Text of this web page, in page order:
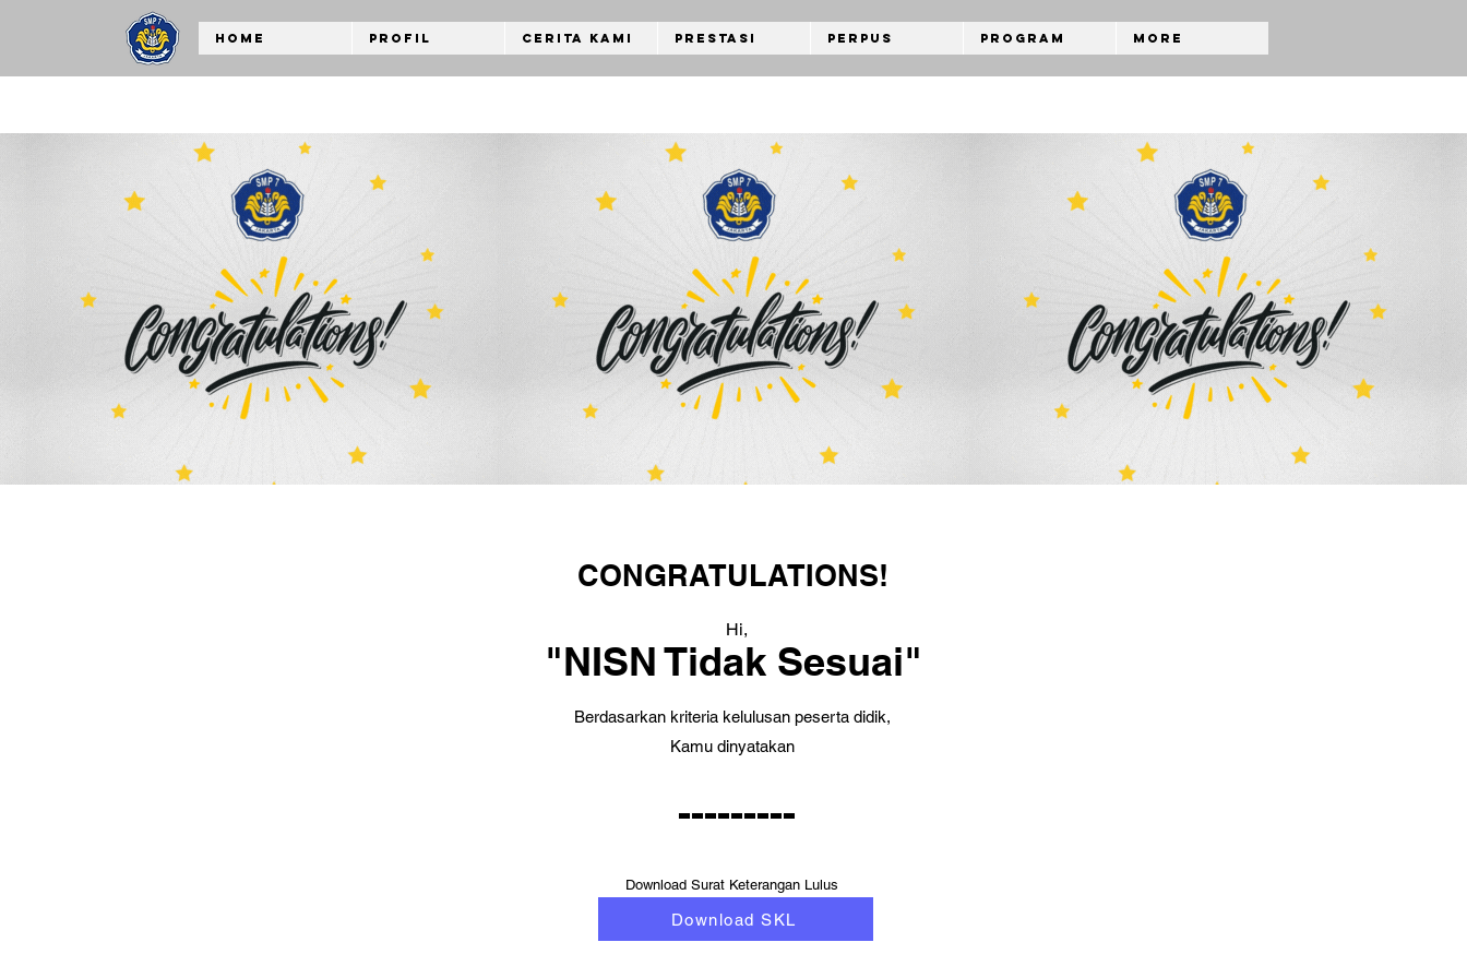
Home Profil Cerita Kami Prestasi Perpus Program More
CONGRATULATIONS!
Hi,
"NISN Tidak Sesuai"
Berdasarkan kriteria kelulusan peserta didik,
Kamu dinyatakan
---------
Download Surat Keterangan Lulus
Download SKL